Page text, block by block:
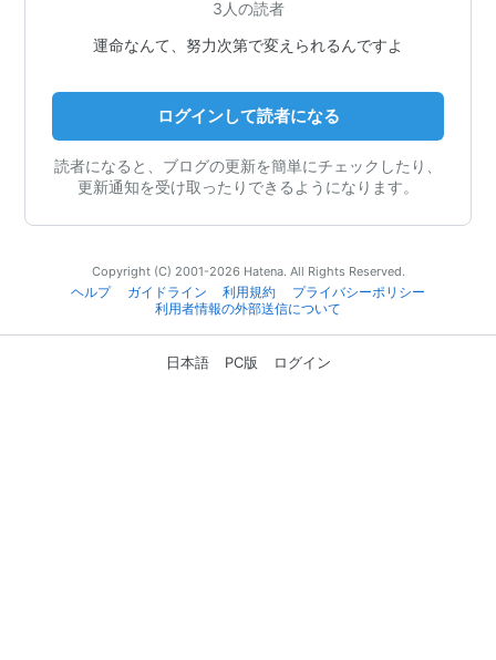
3人の読者
運命なんて、努力次第で変えられるんですよ
ログインして読者になる
読者になると、ブログの更新を簡単にチェックしたり、
更新通知を受け取ったりできるようになります。
Copyright (C) 2001-2026 Hatena. All Rights Reserved.
ヘルプ
ガイドライン 利用規約
プライバシーポリシー
利用者情報の外部送信について
日本語 PC版 ログイン